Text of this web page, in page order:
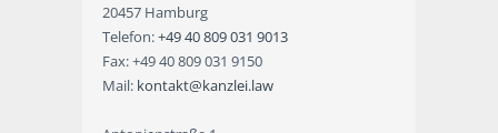
20457 Hamburg
Telefon:+49 40 809 031 9013
Fax: +49 40 809 031 9150
Mail: kontakt@kanzlei.law